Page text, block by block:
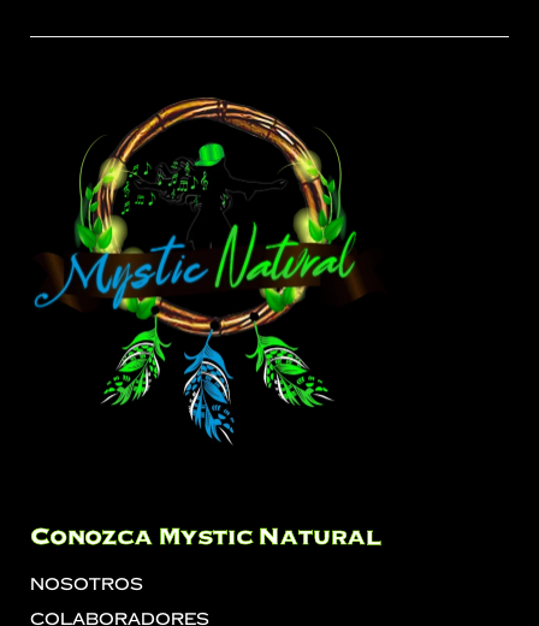
Conozca Mystic Natural
Nosotros
Colaboradores